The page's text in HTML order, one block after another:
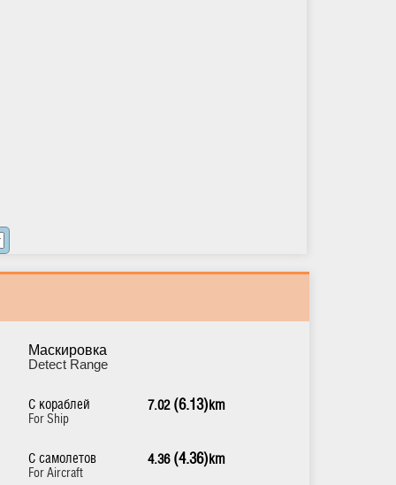
Маскировка
Detect Range
С кораблей
For Ship
7.02 (6.13) km
С самолетов
For Aircraft
4.36 (4.36) km